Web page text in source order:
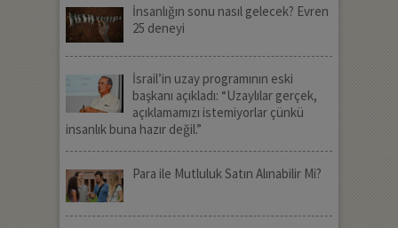
İnsanlığın sonu nasıl gelecek? Evren
25 deneyi
İsrail’in uzay programının eski
başkanı açıkladı: “Uzaylılar gerçek,
açıklamamızı istemiyorlar çünkü
insanlık buna hazır değil.”
Para ile Mutluluk Satın Alınabilir Mi?